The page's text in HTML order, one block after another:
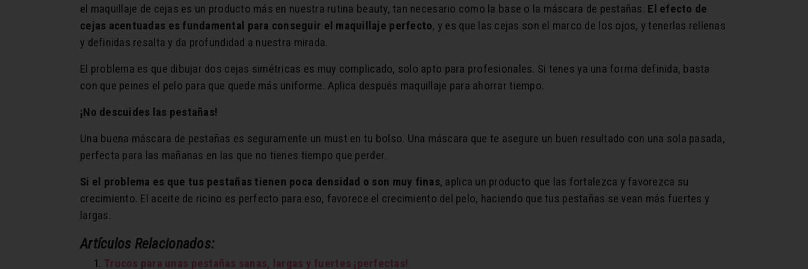
el maquillaje de cejas es un producto más en nuestra rutina beauty, tan necesario como la base o la máscara de pestañas. El efecto de
cejas acentuadas es fundamental para conseguir el maquillaje perfecto, y es que las cejas son el marco de los ojos, y tenerlas rellenas
y definidas resalta y da profundidad a nuestra mirada.
El problema es que dibujar dos cejas simétricas es muy complicado, solo apto para profesionales. Si tenes ya una forma definida, basta
con que peines el pelo para que quede más uniforme. Aplica después maquillaje para ahorrar tiempo.
¡No descuides las pestañas!
Una buena máscara de pestañas es seguramente un must en tu bolso. Una máscara que te asegure un buen resultado con una sola pasada,
perfecta para las mañanas en las que no tienes tiempo que perder.
Si el problema es que tus pestañas tienen poca densidad o son muy finas, aplica un producto que las fortalezca y favorezca su
crecimiento. El aceite de ricino es perfecto para eso, favorece el crecimiento del pelo, haciendo que tus pestañas se vean más fuertes y
largas.
Artículos Relacionados:
Trucos para unas pestañas sanas, largas y fuertes ¡perfectas!